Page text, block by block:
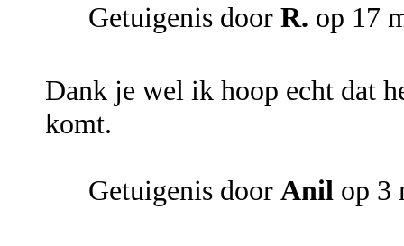
Getuigenis door R. op 17
Dank je wel ik hoop echt dat
komt.
Getuigenis door Anil op 3